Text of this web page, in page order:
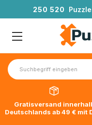
250 520
Gratisversand
Deutschlands ab 49 € mit